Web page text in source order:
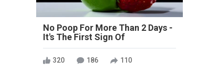
No Poop For More Than 2 Days -
It's The First Sign Of
320 186 110